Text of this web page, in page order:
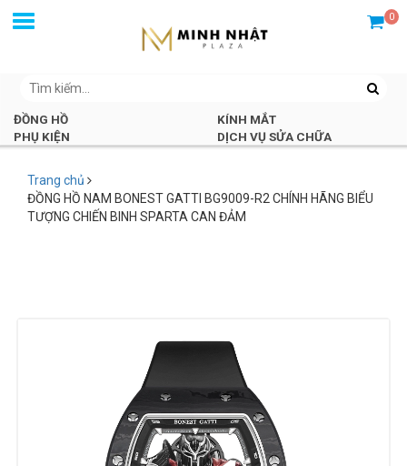
0
ĐỒNG HỒ
KÍNH MẮT
PHỤ KIỆN
DỊCH VỤ SỬA CHỮA
Trang chủ
ĐỒNG HỒ NAM BONEST GATTI BG9009-R2 CHÍNH HÃNG BIỂU
TƯỢNG CHIẾN BINH SPARTA CAN ĐẢM